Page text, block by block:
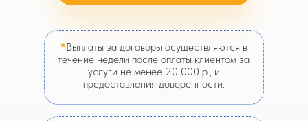
*Выплаты за договоры осуществляются в
течение недели после оплаты клиентом за
услуги не менее 20 000 р., и
предоставления доверенности.